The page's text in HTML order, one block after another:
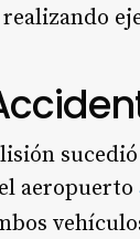
aeropuerto